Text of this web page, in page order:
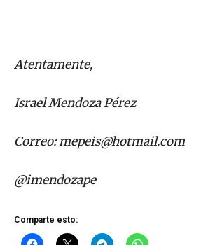
Atentamente,
Israel Mendoza Pérez
Correo:mepeis@hotmail.com
@imendozape
Comparte esto: